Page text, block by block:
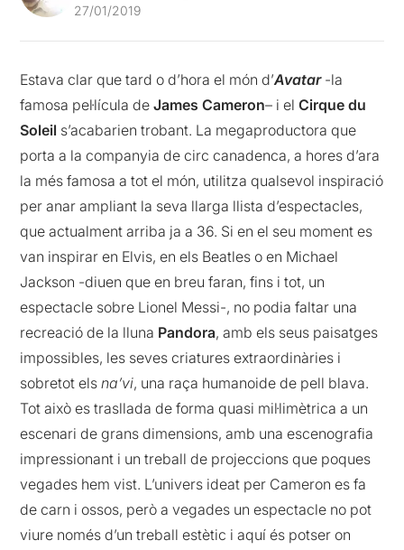
27/01/2019
Estava clar que tard o d’hora el món d’Avatar-la
famosa pel·lícula deJames Cameron– i elCirque du
Soleil s’acabarien trobant. La megaproductora que
porta a la companyia de circ canadenca, a hores d’ara
la més famosa a tot el món, utilitza qualsevol inspiració
per anar ampliant la seva llarga llista d’espectacles,
que actualment arriba ja a 36. Si en el seu moment es
van inspirar en Elvis, en els Beatles o en Michael
Jackson -diuen que en breu faran, fins i tot, un
espectacle sobre Lionel Messi-, no podia faltar una
recreació de la lluna Pandora, amb els seus paisatges
impossibles, les seves criatures extraordinàries i
sobretot elsna’vi, una raça humanoide de pell blava.
Tot això es trasllada de forma quasi mil·limètrica a un
escenari de grans dimensions, amb una escenografia
impressionant i un treball de projeccions que poques
vegades hem vist. L’univers ideat per Cameron es fa
de carn i ossos, però a vegades un espectacle no pot
viure només d’un treball estètic i aquí és potser on